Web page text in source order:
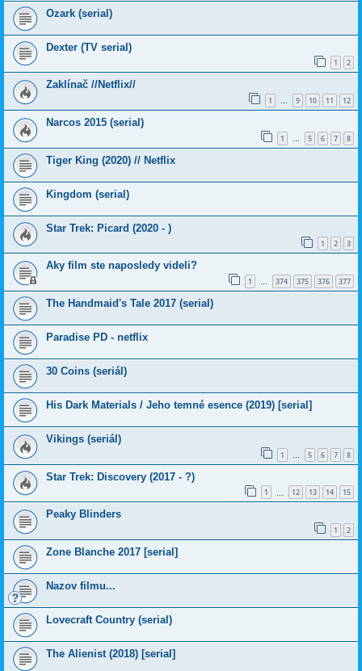
Ozark (serial)
Dexter (TV serial)
1 2
Zaklínač //Netflix//
1 … 9 10 11 12
Narcos 2015 (serial)
1 … 5 6 7 8
Tiger King (2020) // Netflix
Kingdom (serial)
Star Trek: Picard (2020 - )
1 2 3
Aky film ste naposledy videli?
1 … 374 375 376 377
The Handmaid's Tale 2017 (serial)
Paradise PD - netflix
30 Coins (seriál)
His Dark Materials / Jeho temné esence (2019) [serial]
Vikings (seriál)
1 5 6 7 8
Star Trek: Discovery (2017 - ?)
1 12 13 14 15
Peaky Blinders
1 2
Zone Blanche 2017 [serial]
Nazov filmu...
Lovecraft Country (serial)
The Alienist (2018) [serial]